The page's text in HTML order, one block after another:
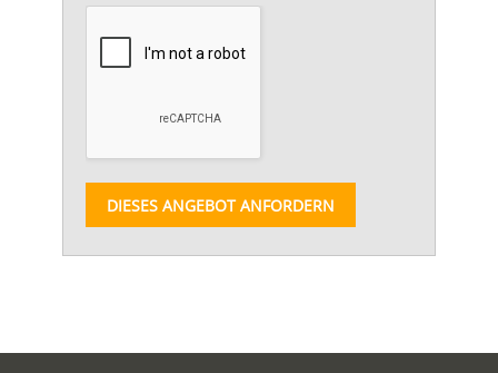
DIESES ANGEBOT ANFORDERN